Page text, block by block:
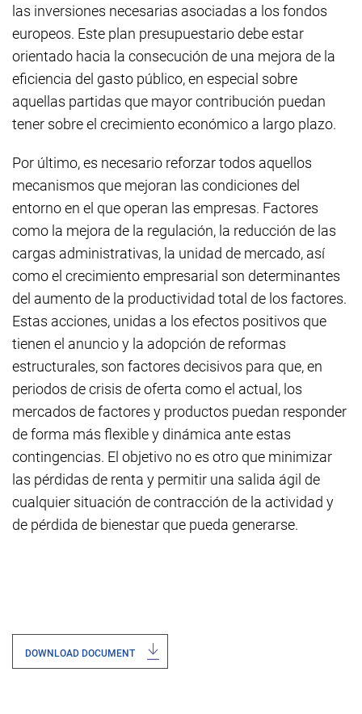
las inversiones necesarias asociadas a los fondos
europeos. Este plan presupuestario debe estar
orientado hacia la consecución de una mejora de la
eficiencia del gasto público, en especial sobre
aquellas partidas que mayor contribución puedan
tener sobre el crecimiento económico a largo plazo.
Por último, es necesario reforzar todos aquellos
mecanismos que mejoran las condiciones del
entorno en el que operan las empresas. Factores
como la mejora de la regulación, la reducción de las
cargas administrativas, la unidad de mercado, así
como el crecimiento empresarial son determinantes
del aumento de la productividad total de los factores.
Estas acciones, unidas a los efectos positivos que
tienen el anuncio y la adopción de reformas
estructurales, son factores decisivos para que, en
periodos de crisis de oferta como el actual, los
mercados de factores y productos puedan responder
de forma más flexible y dinámica ante estas
contingencias. El objetivo no es otro que minimizar
las pérdidas de renta y permitir una salida ágil de
cualquier situación de contracción de la actividad y
de pérdida de bienestar que pueda generarse.
DOWNLOAD DOCUMENT